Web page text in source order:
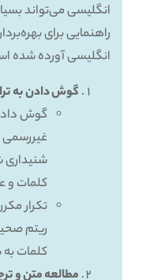
انگلیسی می‌تواند
راهنمایی برای
انگلیسی آورده شده
گوش دادن به
گوش
غیررسمی
شنیداری
کلمات و
تکرار
ریتم
کلمات
مطالعه متن و